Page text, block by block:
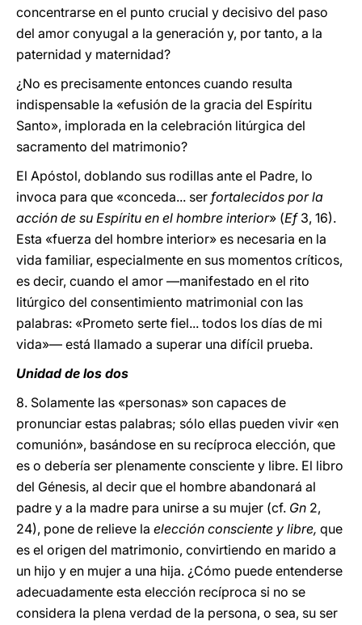
concentrarse en el punto crucial y decisivo del paso
del amor conyugal a la generación y, por tanto, a la
paternidad y maternidad?
¿No es precisamente entonces cuando resulta
indispensable la «efusión de la gracia del Espíritu
Santo», implorada en la celebración litúrgica del
sacramento del matrimonio?
El Apóstol, doblando sus rodillas ante el Padre, lo
invoca para que «conceda... ser fortalecidos por la
acción de su Espíritu en el hombre interior» (Ef 3, 16).
Esta «fuerza del hombre interior» es necesaria en la
vida familiar, especialmente en sus momentos críticos,
es decir, cuando el amor —manifestado en el rito
litúrgico del consentimiento matrimonial con las
palabras: «Prometo serte fiel... todos los días de mi
vida»— está llamado a superar una difícil prueba.
Unidad de los dos
8. Solamente las «personas» son capaces de
pronunciar estas palabras; sólo ellas pueden vivir «en
comunión», basándose en su recíproca elección, que
es o debería ser plenamente consciente y libre. El libro
del Génesis, al decir que el hombre abandonará al
padre y a la madre para unirse a su mujer (cf. Gn 2,
24), pone de relieve la elección consciente y libre, que
es el origen del matrimonio, convirtiendo en marido a
un hijo y en mujer a una hija. ¿Cómo puede entenderse
adecuadamente esta elección recíproca si no se
considera la plena verdad de la persona, o sea, su ser